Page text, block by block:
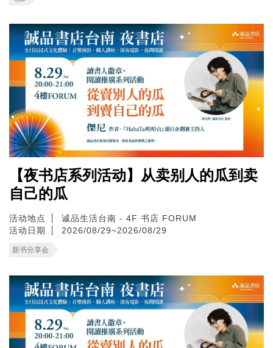
【夜书店系列活动】从卖别人的瓜到卖
自己的瓜
活动地点
诚品生活台南 - 4F 书店 FORUM
活动日期
2026/08/29~2026/08/29
新书分享会